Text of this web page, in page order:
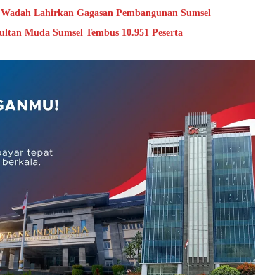
Lahirkan Gagasan Pembangunan Sumsel
Muda Sumsel Tembus 10.951 Peserta